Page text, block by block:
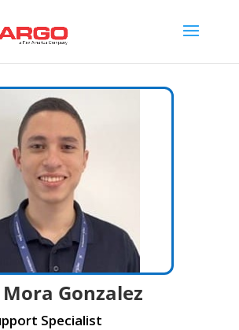
Gonzalez
Specialist